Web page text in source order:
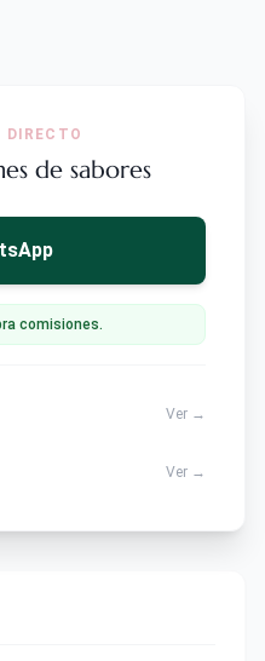
DIRECTO
de sabores
comisiones.
Ver →
Ver →